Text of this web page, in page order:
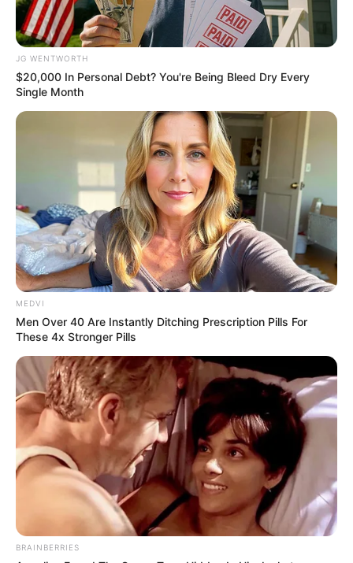
4. ธูปหอม 9 ดอก
เมื่อไปถึงหน้าพระวิหารที่ประดิษฐานพระศรีศากยมุนี ให้
วางพานพร้อมเครื่องสักการะบนโต๊ะบูชา จุดเทียนซ้าย
ขวา จุดธูป 9 ดอก (ไม่เกี่ยวรวมกับในพาน) จากนั้นตั้งจิต
อธิษฐานบอกกล่าว พระศรีศากยมุนี ฝากลูกฝากหลานให้
ท่านดูแลอบรม บ่มนิสัย หากไม่สบายบ่อย ก็ขอบารมีท่าน
ให้ช่วยขจัดปัดเป่าโรคภัยไข้เจ็บ ให้ไกลตัวจากเด็ก เมื่อ
อธิษฐานเสร็จ ให้ปักธูปตรงกระถางธูป พานเครื่องสักการะ
ไม่ต้องนำกลับมาด้วย ให้วางไว้บนโต๊ะบูชานั้น
นอกจากลูกแล้ว ยังรวมไปถึงบุคคลที่มีลูกน้อง บริวาร
เยอะๆ เจ้าของโรงงาน บริษัทห้างร้านต่างๆ แนะนำให้บูชา
พระโพธิสัตว์กวนอิม ปางประทานบุตร สำหรับใครมีปัญหา
เรื่องลูก เขียนชื่อลูก วางไว้ใต้ฐานพระโพธิสัตว์กวนอิม ที่
บูชา จุดธูป 12 ดอก ฝากเป็นศิษย์ให้พระโพธิสัตว์ช่วย
อบรมบ่มนิสัยได้เลยค่ะ ส่วนเจ้าของกิจการทั้งหลาย
อยากให้ลูกน้องเชื่อฟังก็ให้บูชาพระโพธิสัตว์กวนอิม ตั้ง
บูชาไว้บนโต๊ะทำงานหรือในห้องทำงาน วิธีนี้มีผู้ลองมา
แล้วได้ผลเป็นอย่างมากเลยค่ะ
พระศรีศากยมุนี
JG WENTWORTH
$20,000 In Personal Debt? You're Being Bleed Dry Every
Single Month
MEDVI
Men Over 40 Are Instantly Ditching Prescription Pills For
These 4x Stronger Pills
BRAINBERRIES